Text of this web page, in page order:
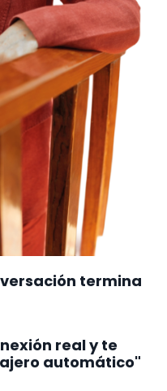
termina
real y te
automático"